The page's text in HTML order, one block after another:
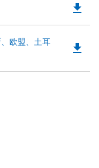
a
file_download
欧盟、土耳
file_download